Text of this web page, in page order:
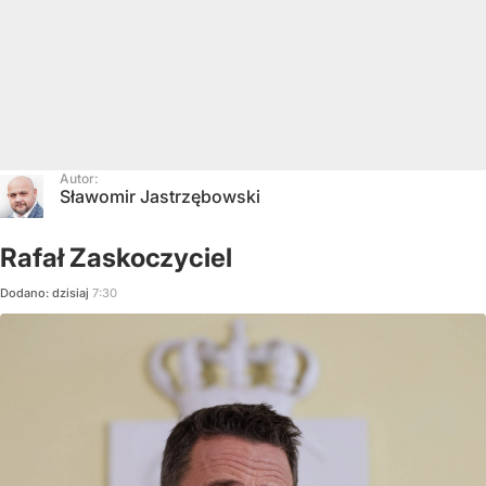
Autor:
Sławomir Jastrzębowski
Rafał Zaskoczyciel
Dodano: dzisiaj 7:30